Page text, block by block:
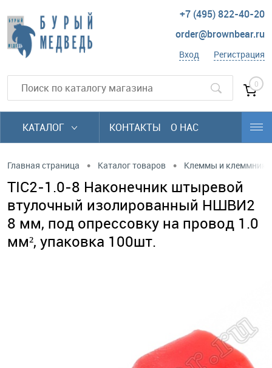
+7 (495) 822-40-20
order@brownbear.ru
Вход Регистрация
0
КАТАЛОГ КОНТАКТЫ О НАС
Главная страница • Каталог товаров • Клеммы и клеммники
TIC2-1.0-8 Наконечник штыревой
втулочный изолированный НШВИ2
8 мм, под опрессовку на провод 1.0
мм², упаковка 100шт.